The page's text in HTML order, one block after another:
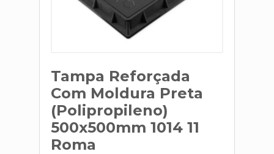
Tampa Reforçada
Com Moldura Preta
(Polipropileno)
500x500mm 1014 11
Roma